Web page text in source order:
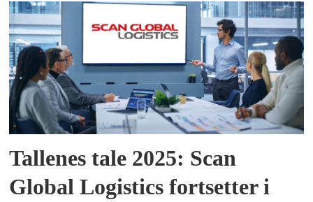
Tallenes tale 2025: Scan
Global Logistics fortsetter i